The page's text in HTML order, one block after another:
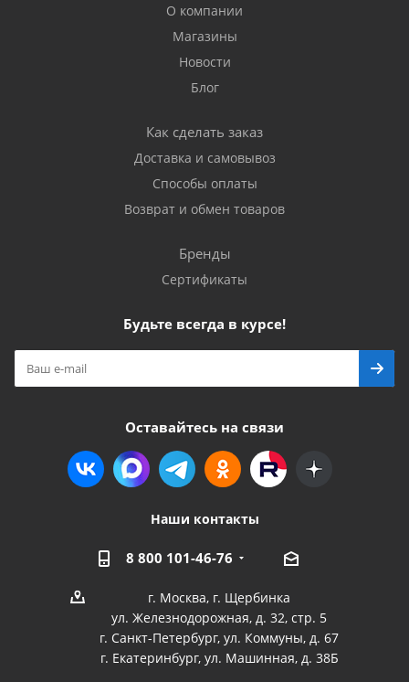
О компании
Магазины
Новости
Блог
Как сделать заказ
Доставка и самовывоз
Способы оплаты
Возврат и обмен товаров
Бренды
Сертификаты
Будьте всегда в курсе!
Оставайтесь на связи
Наши контакты
8 800 101-46-76
г. Москва, г. Щербинка
ул. Железнодорожная, д. 32, стр. 5
г. Санкт-Петербург, ул. Коммуны, д. 67
г. Екатеринбург, ул. Машинная, д. 38Б